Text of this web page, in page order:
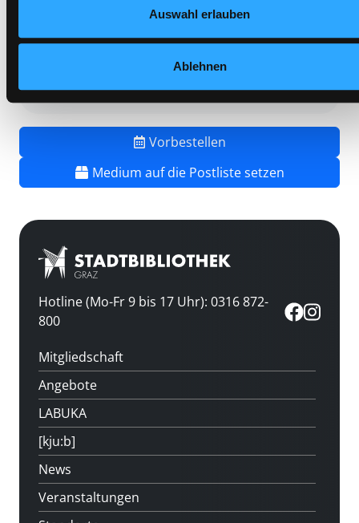
Auswahl erlauben
Ablehnen
Sachbuch
Vorbestellen
Medium auf die Postliste setzen
Hotline (Mo-Fr 9 bis 17 Uhr): 0316 872-
800
Mitgliedschaft
Angebote
LABUKA
[kju:b]
News
Veranstaltungen